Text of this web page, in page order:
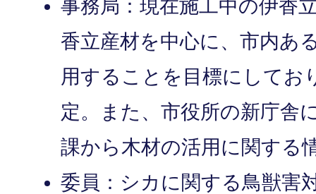
事務局：現在施工中の伊香
香立産材を中心に、市内あ
用することを目標にしてお
定。また、市役所の新庁舎
課から木材の活用に関する
委員：シカに関する鳥獣害